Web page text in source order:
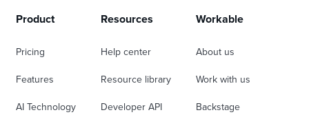
Product
Pricing
Features
AI Technology
Resources
Help center
Resource library
Developer API
Workable
About us
Work with us
Backstage